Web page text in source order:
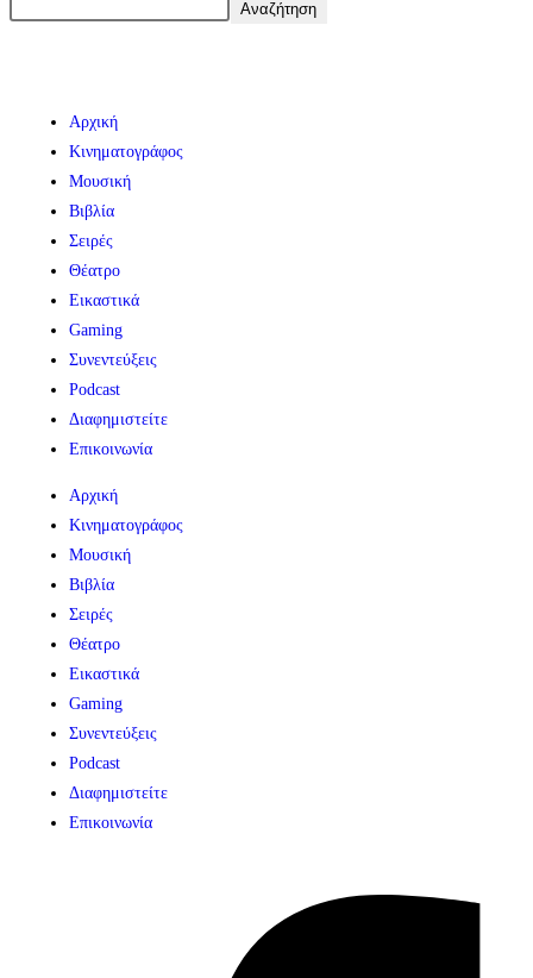
Αναζήτηση
Αρχική
Κινηματογράφος
Μουσική
Βιβλία
Σειρές
Θέατρο
Εικαστικά
Gaming
Συνεντεύξεις
Podcast
Διαφημιστείτε
Επικοινωνία
Αρχική
Κινηματογράφος
Μουσική
Βιβλία
Σειρές
Θέατρο
Εικαστικά
Gaming
Συνεντεύξεις
Podcast
Διαφημιστείτε
Επικοινωνία